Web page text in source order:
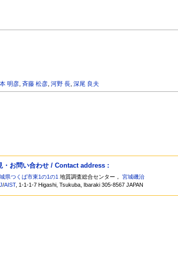
明彦,斉藤 松彦,河野 長,深尾 良夫
・お問い合わせ / Contact address :
県つくば市東1の1の1 地質調査総合センター，宮城磯治
/AIST, 1-1-1-7 Higashi, Tsukuba, Ibaraki 305-8567 JAPAN